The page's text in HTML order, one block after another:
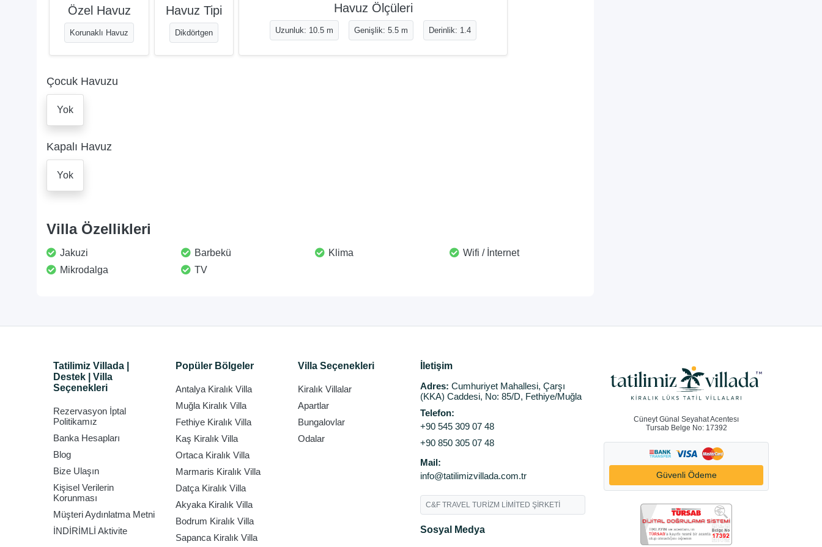
Özel Havuz
Korunaklı Havuz
Havuz Tipi
Dikdörtgen
Havuz Ölçüleri
Uzunluk: 10.5 m Genişlik: 5.5 m Derinlik: 1.4
Çocuk Havuzu
Yok
Kapalı Havuz
Yok
Villa Özellikleri
Jakuzi Barbekü Klima
Wifi / İnternet
Mikrodalga
TV
Tatilimiz Villada |
Destek | Villa
Seçenekleri
Rezervasyon İptal
Politikamız
Banka Hesapları
Blog
Bize Ulaşın
Kişisel Verilerin
Korunması
Müşteri Aydınlatma Metni
İNDİRİMLİ Aktivite
Popüler Bölgeler
Antalya Kiralık Villa
Muğla Kiralık Villa
Fethiye Kiralık Villa
Kaş Kiralık Villa
Ortaca Kiralık Villa
Marmaris Kiralık Villa
Datça Kiralık Villa
Akyaka Kiralık Villa
Bodrum Kiralık Villa
Sapanca Kiralık Villa
Villa Seçenekleri
Kiralık Villalar
Apartlar
Bungalovlar
Odalar
İletişim
Adres: Cumhuriyet Mahallesi, Çarşı
(KKA) Caddesi, No: 85/D, Fethiye/Muğla
Telefon:
+90 545 309 07 48
+90 850 305 07 48
Mail:
info@tatilimizvillada.com.tr
C&F TRAVEL TURİZM LİMİTED ŞİRKETİ
Sosyal Medya
Cüneyt Günal Seyahat Acentesı
Tursab Belge No: 17392
Güvenli Ödeme